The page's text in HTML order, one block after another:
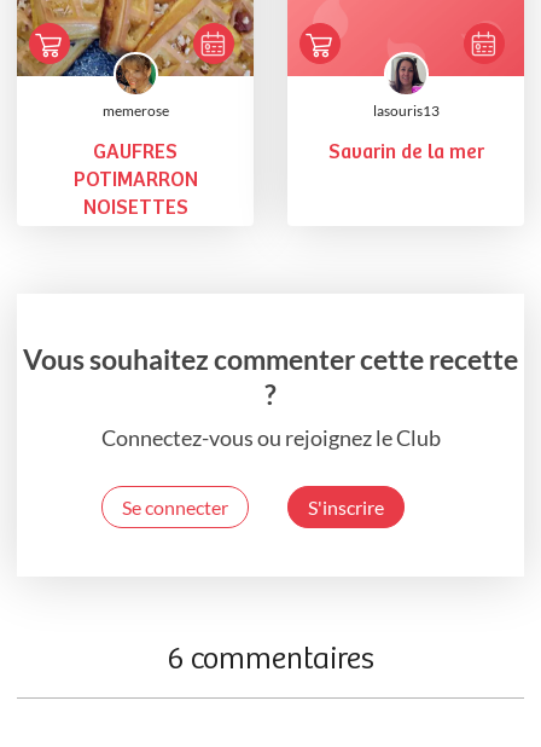
memerose
GAUFRES
POTIMARRON
NOISETTES
lasouris13
Savarin de la mer
Vous souhaitez commenter cette recette
?
Connectez-vous ou rejoignez le Club
Se connecter S'inscrire
6 commentaires